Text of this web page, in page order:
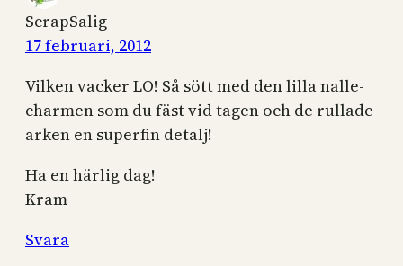
ScrapSalig
17 februari, 2012
Vilken vacker LO! Så sött med den lilla nalle-
charmen som du fäst vid tagen och de rullade
arken en superfin detalj!
Ha en härlig dag!
Kram
Svara